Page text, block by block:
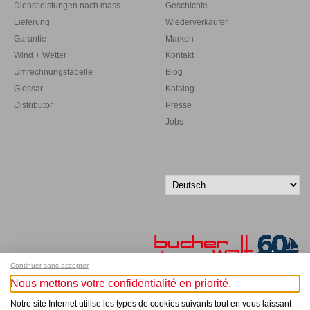
Dienstleistungen nach mass
Lieferung
Garantie
Wind + Wetter
Umrechnungstabelle
Glossar
Distributor
Geschichte
Wiederverkäufer
Marken
Kontakt
Blog
Katalog
Presse
Jobs
Melde dich für unseren Newsletter an!
Continuer sans accepter
Nous mettons votre confidentialité en priorité.
Notre site Internet utilise les types de cookies suivants tout en vous laissant